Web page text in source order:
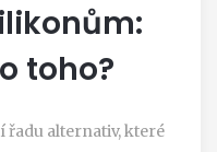
toho?
řadu alternativ, které